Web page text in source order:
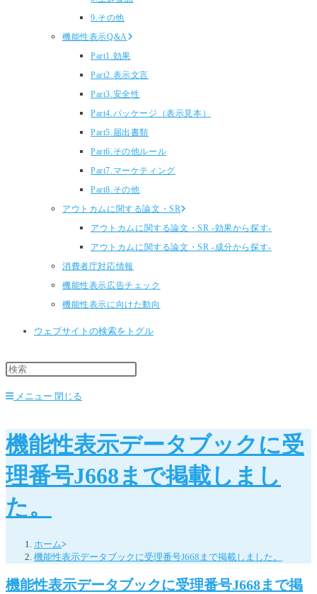
9.その他
機能性表示Q&A
Part1.効果
Part2.表示文言
Part3.安全性
Part4.パッケージ（表示見本）
Part5.届出書類
Part6.その他ルール
Part7.マーケティング
Part8.その他
アウトカムに関する論文・SR
アウトカムに関する論文・SR -効果から探す-
アウトカムに関する論文・SR -成分から探す-
消費者庁対応情報
機能性表示広告チェック
機能性表示に向けた動向
ウェブサイトの検索をトグル
メニュー 閉じる
機能性表示データブックに受
理番号J668まで掲載しまし
た。
ホーム>
機能性表示データブックに受理番号J668まで掲載しました。
機能性表示データブックに受理番号J668まで掲